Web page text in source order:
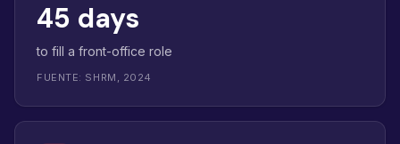
45 days
to fill a front-office role
FUENTE: SHRM, 2024